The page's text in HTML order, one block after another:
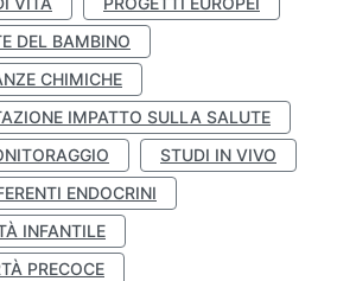
DEL BAMBINO
CHIMICHE
IMPATTO SULLA SALUTE
STUDI IN VIVO
ENDOCRINI
INFANTILE
PRECOCE